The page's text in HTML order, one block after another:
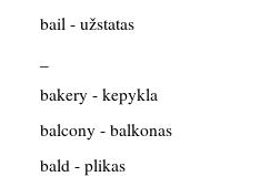
bail - užstatas
bakery - kepykla
balcony - balkonas
bald - plikas